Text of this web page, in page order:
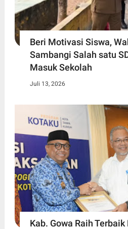
Beri Motivasi Siswa,
Sambangi Salah satu
Masuk Sekolah
Juli 13, 2026
Kab. Gowa Raih